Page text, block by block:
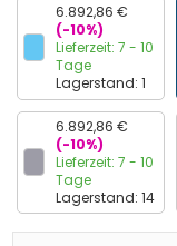
6.892,86 €
(-10%)
Lieferzeit: 7 - 10
Tage
Lagerstand: 1
6.892,86 €
(-10%)
Lieferzeit: 7 - 10
Tage
Lagerstand: 14